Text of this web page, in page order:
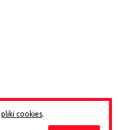
pliki cookies.